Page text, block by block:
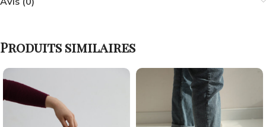
Produits similaires